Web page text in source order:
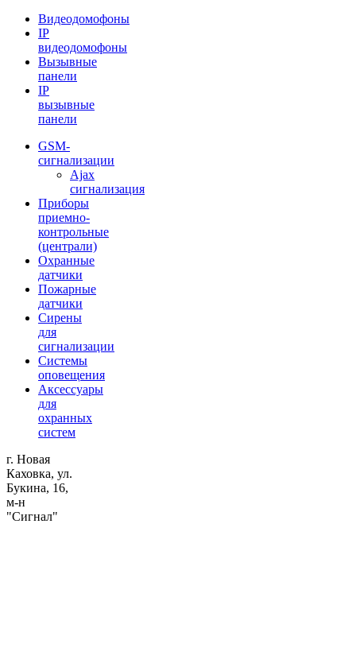
Видеодомофоны
IP
видеодомофоны
Вызывные
панели
IP
вызывные
панели
GSM-
сигнализации
Ajax
сигнализация
Приборы
приемно-
контрольные
(централи)
Охранные
датчики
Пожарные
датчики
Сирены
для
сигнализации
Системы
оповещения
Аксессуары
для
охранных
систем
г. Новая
Каховка, ул.
Букина, 16,
м-н
"Сигнал"